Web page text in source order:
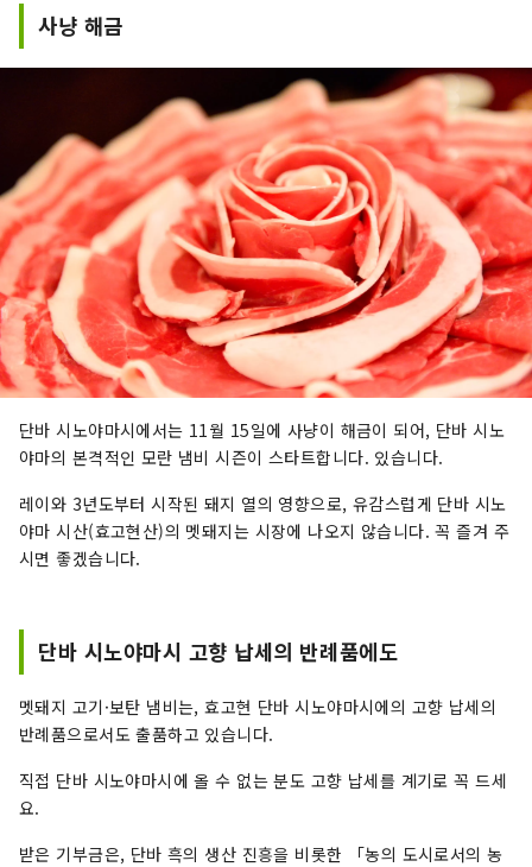
사냥 해금
단바 시노야마시에서는 11월 15일에 사냥이 해금이 되어, 단바 시노
야마의 본격적인 모란 냄비 시즌이 스타트합니다. 있습니다.
레이와 3년도부터 시작된 돼지 열의 영향으로, 유감스럽게 단바 시노
야마 시산(효고현산)의 멧돼지는 시장에 나오지 않습니다. 꼭 즐겨 주
시면 좋겠습니다.
단바 시노야마시 고향 납세의 반례품에도
멧돼지 고기·보탄 냄비는, 효고현 단바 시노야마시에의 고향 납세의
반례품으로서도 출품하고 있습니다.
직접 단바 시노야마시에 올 수 없는 분도 고향 납세를 계기로 꼭 드세
요.
받은 기부금은, 단바 흑의 생산 진흥을 비롯한 「농의 도시로서의 농